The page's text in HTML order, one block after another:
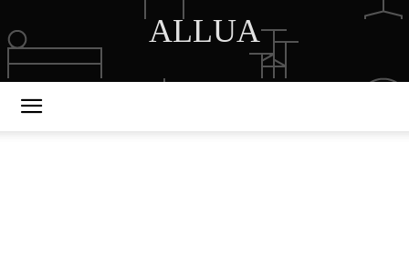
ALLUA
DISCOVER THE ART OF PUBLISHING